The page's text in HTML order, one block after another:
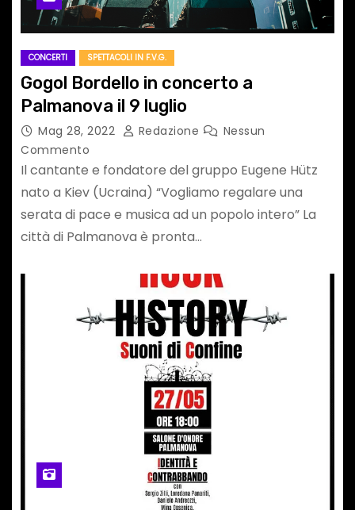
CONCERTI SPETTACOLI IN F.V.G.
Gogol Bordello in concerto a
Palmanova il 9 luglio
Mag 28, 2022 Redazione
Nessun
Commento
Il cantante e fondatore del gruppo Eugene Hütz
nato a Kiev (Ucraina) “Vogliamo regalare una
serata di pace e musica ad un popolo intero” La
città di Palmanova è pronta…